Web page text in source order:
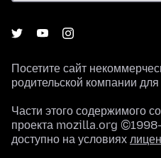
Посетите сайт
родительской компании для
Части этого содержимого
проекта mozilla.org
доступно на условиях